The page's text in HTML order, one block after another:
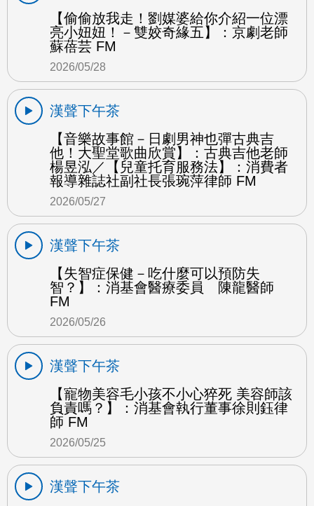
【偷偷放我走！劉媒婆給你介紹一位漂
亮小妞妞！－雙姣奇緣五】：京劇老師
蘇蓓芸 FM
2026/05/28
漢聲下午茶
【音樂故事館－日劇男神也彈古典吉
他！大聖堂歌曲欣賞】：古典吉他老師
楊昱泓／【兒童托育服務法】：消費者
報導雜誌社副社長張琬萍律師 FM
2026/05/27
漢聲下午茶
【失智症保健－吃什麼可以預防失
智？】：消基會醫療委員 陳龍醫師
FM
2026/05/26
漢聲下午茶
【寵物美容毛小孩不小心猝死 美容師該
負責嗎？】：消基會執行董事徐則鈺律
師 FM
2026/05/25
漢聲下午茶